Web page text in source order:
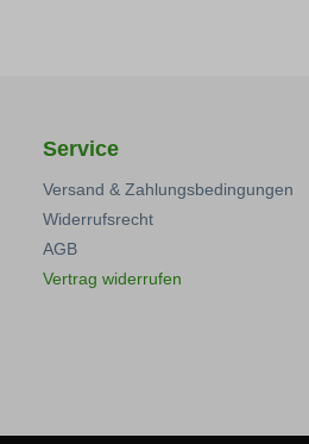
Service
Versand & Zahlungsbedingungen
Widerrufsrecht
AGB
Vertrag widerrufen